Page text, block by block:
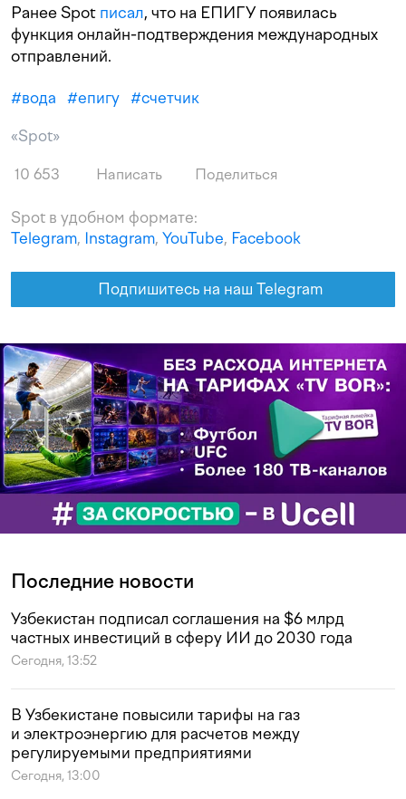
Ранее Spot писал, что на ЕПИГУ появилась
функция онлайн-подтверждения международных
отправлений.
#вода #епигу #счетчик
«Spot»
10 653 Написать Поделиться
Spot в удобном формате:
Telegram, Instagram, YouTube, Facebook
Подпишитесь на наш Telegram
Последние новости
Узбекистан подписал соглашения на $6 млрд
частных инвестиций в сферу ИИ до 2030 года
Сегодня, 13:52
В Узбекистане повысили тарифы на газ
и электроэнергию для расчетов между
регулируемыми предприятиями
Сегодня, 13:00